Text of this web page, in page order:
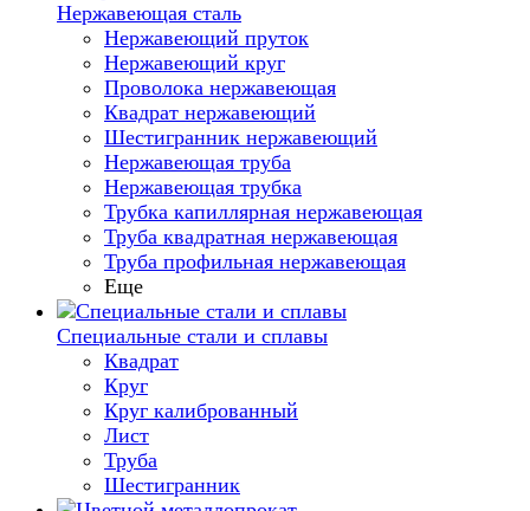
Нержавеющая сталь
Нержавеющий пруток
Нержавеющий круг
Проволока нержавеющая
Квадрат нержавеющий
Шестигранник нержавеющий
Нержавеющая труба
Нержавеющая трубка
Трубка капиллярная нержавеющая
Труба квадратная нержавеющая
Труба профильная нержавеющая
Еще
Специальные стали и сплавы
Квадрат
Круг
Круг калиброванный
Лист
Труба
Шестигранник